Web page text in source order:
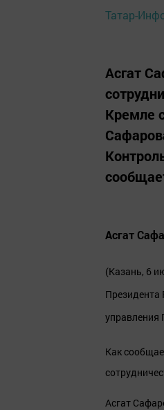
Татар-
Асгат
Кремле
Асгат
(Казань, 6
Президента
управления
Как
Асгат